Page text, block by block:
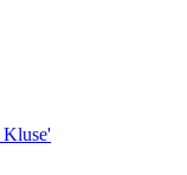
Kluse'